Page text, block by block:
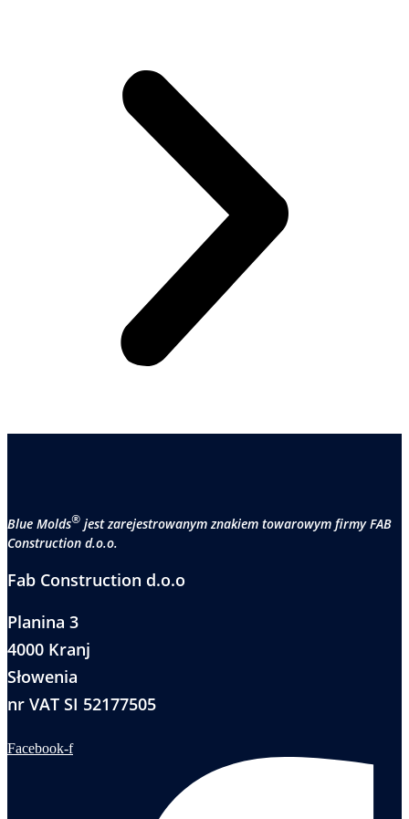
Blue Molds® jest zarejestrowanym znakiem towarowym firmy FAB
Construction d.o.o.
Fab Construction d.o.o
Planina 3
4000 Kranj
Słowenia
nr VAT SI 52177505
Facebook-f